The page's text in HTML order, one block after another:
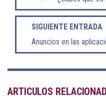
SIGUIENTE ENTRADA
Anuncios en las
ARTICULOS